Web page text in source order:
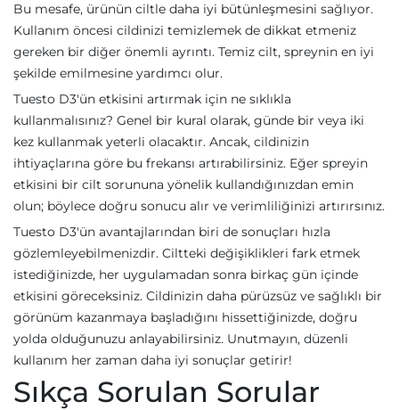
Bu mesafe, ürünün ciltle daha iyi bütünleşmesini sağlıyor.
Kullanım öncesi cildinizi temizlemek de dikkat etmeniz
gereken bir diğer önemli ayrıntı. Temiz cilt, spreynin en iyi
şekilde emilmesine yardımcı olur.
Tuesto D3'ün etkisini artırmak için ne sıklıkla
kullanmalısınız? Genel bir kural olarak, günde bir veya iki
kez kullanmak yeterli olacaktır. Ancak, cildinizin
ihtiyaçlarına göre bu frekansı artırabilirsiniz. Eğer spreyin
etkisini bir cilt sorununa yönelik kullandığınızdan emin
olun; böylece doğru sonucu alır ve verimliliğinizi artırırsınız.
Tuesto D3'ün avantajlarından biri de sonuçları hızla
gözlemleyebilmenizdir. Ciltteki değişiklikleri fark etmek
istediğinizde, her uygulamadan sonra birkaç gün içinde
etkisini göreceksiniz. Cildinizin daha pürüzsüz ve sağlıklı bir
görünüm kazanmaya başladığını hissettiğinizde, doğru
yolda olduğunuzu anlayabilirsiniz. Unutmayın, düzenli
kullanım her zaman daha iyi sonuçlar getirir!
Sıkça Sorulan Sorular